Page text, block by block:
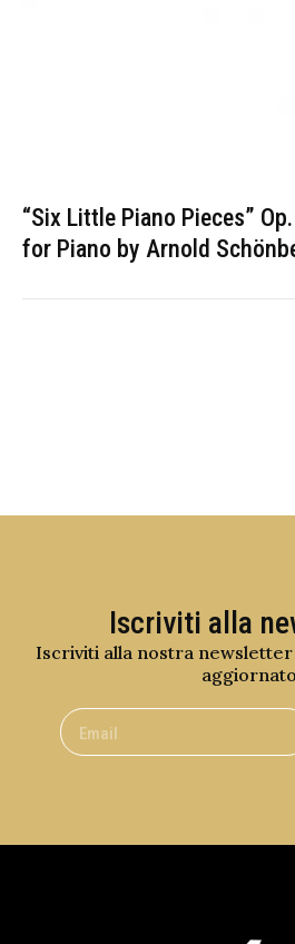
“Six Little Piano Pieces”
for Piano by Arnold
Iscriviti alla
Iscriviti alla nostra
aggiornato